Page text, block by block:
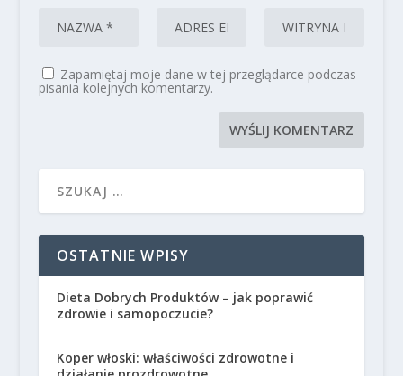
Zapamiętaj moje dane w tej przeglądarce podczas
pisania kolejnych komentarzy.
OSTATNIE WPISY
Dieta Dobrych Produktów – jak poprawić
zdrowie i samopoczucie?
Koper włoski: właściwości zdrowotne i